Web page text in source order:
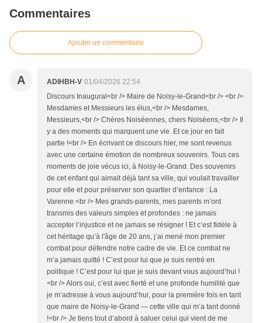
Commentaires
Ajouter un commentaire
A ADIHBH-V 01/04/2026 22:54
Discours Inaugural<br /> Maire de Noisy-le-Grand<br /> <br />
Mesdames et Messieurs les élus,<br /> Mesdames,
Messieurs,<br /> Chères Noiséennes, chers Noiséens,<br /> Il
y a des moments qui marquent une vie. Et ce jour en fait
partie !<br /> En écrivant ce discours hier, me sont revenus
avec une certaine émotion de nombreux souvenirs. Tous ces
moments de joie vécus ici, à Noisy-le-Grand. Des souvenirs
de cet enfant qui aimait déjà tant sa ville, qui voulait travailler
pour elle et pour préserver son quartier d’enfance : La
Varenne.<br /> Mes grands-parents, mes parents m’ont
transmis des valeurs simples et profondes : ne jamais
accepter l’injustice et ne jamais se résigner ! Et c’est fidèle à
cet héritage qu’à l'âge de 20 ans, j’ai mené mon premier
combat pour défendre notre cadre de vie. Et ce combat ne
m’a jamais quitté ! C’est pour lui que je suis rentré en
politique ! C’est pour lui que je suis devant vous aujourd’hui !
<br /> Alors oui, c’est avec fierté et une profonde humilité que
je m’adresse à vous aujourd’hui, pour la première fois en tant
que maire de Noisy-le-Grand — cette ville qui m’a tant donné
!<br /> Je tiens tout d’abord à saluer celui qui vient de me